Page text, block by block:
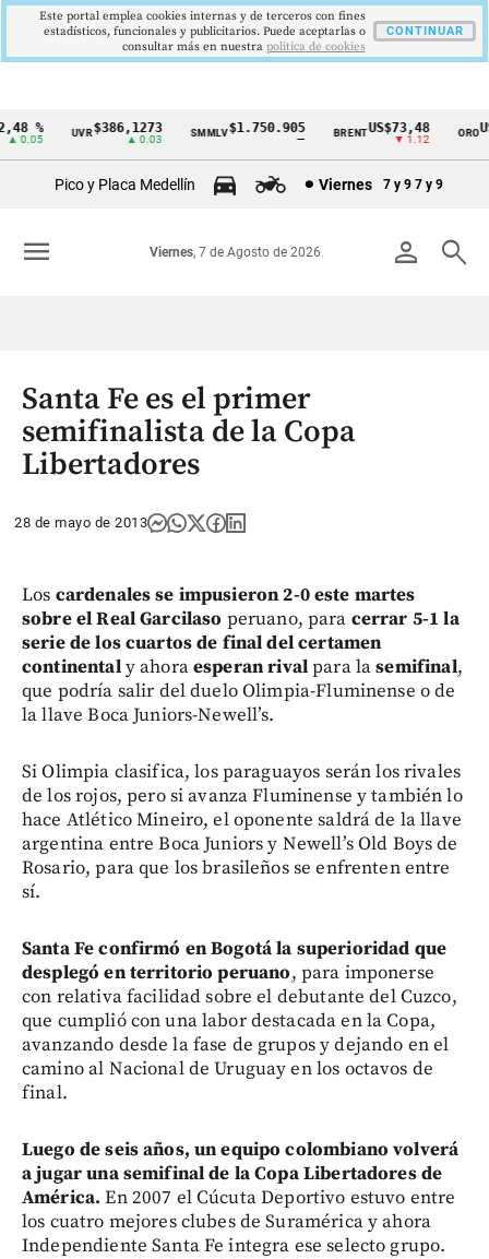
Cintillo
Colombia
%
0.05
UVR$386,1273
▲ 0.03
SMMLV$1.750.905 BRENTUS$73,48
▼ 1.12
ORO
Pico y Placa Medellín Viernes 7 y 9 7 y 9
person search
Viernes, 7 de Agosto de 2026
menu
Santa Fe es el primer
semifinalista de la Copa
Libertadores
28 de mayo de 2013
Los cardenales se impusieron 2-0 este martes
sobre el Real Garcilaso peruano, para cerrar 5-1 la
serie de los cuartos de final del certamen
continentaly ahoraesperan rivalpara lasemifinal,
que podría salir del duelo Olimpia-Fluminense o de
la llave Boca Juniors-Newell’s.
Si Olimpia clasifica, los paraguayos serán los rivales
de los rojos, pero si avanza Fluminense y también lo
hace Atlético Mineiro, el oponente saldrá de la llave
argentina entre Boca Juniors y Newell’s Old Boys de
Rosario, para que los brasileños se enfrenten entre
sí.
Santa Fe confirmó en Bogotá la superioridad que
desplegó en territorio peruano, para imponerse
con relativa facilidad sobre el debutante del Cuzco,
que cumplió con una labor destacada en la Copa,
avanzando desde la fase de grupos y dejando en el
camino al Nacional de Uruguay en los octavos de
final.
Luego de seis años, un equipo colombiano volverá
a jugar una semifinal de la Copa Libertadores de
América. En 2007 el Cúcuta Deportivo estuvo entre
los cuatro mejores clubes de Suramérica y ahora
Independiente Santa Fe integra ese selecto grupo.
Este portal emplea cookies internas y de terceros con fines
estadísticos, funcionales y publicitarios. Puede aceptarlas o
consultar más en nuestra politica de cookies
CONTINUAR